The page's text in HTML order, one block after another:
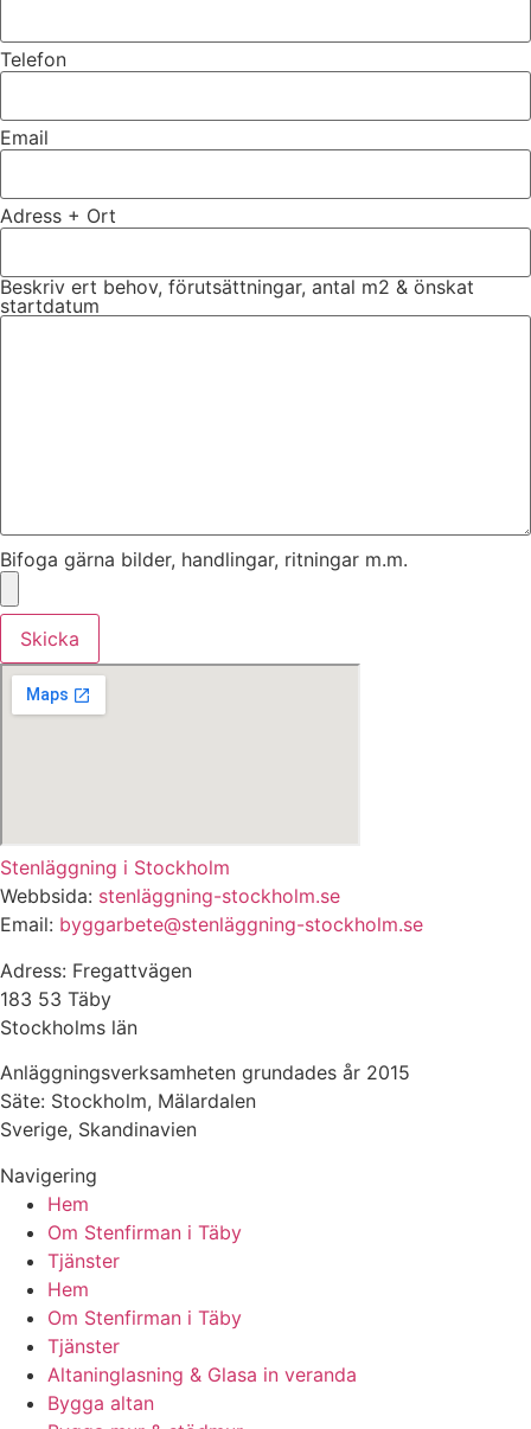
Telefon
Email
Adress + Ort
Beskriv ert behov, förutsättningar, antal m2 & önskat
startdatum
Bifoga gärna bilder, handlingar, ritningar m.m.
Skicka
Stenläggning i Stockholm
Webbsida: stenläggning-stockholm.se
Email: byggarbete@stenläggning-stockholm.se
Adress: Fregattvägen
183 53 Täby
Stockholms län
Anläggningsverksamheten grundades år 2015
Säte: Stockholm, Mälardalen
Sverige, Skandinavien
Navigering
Hem
Om Stenfirman i Täby
Tjänster
Hem
Om Stenfirman i Täby
Tjänster
Altaninglasning & Glasa in veranda
Bygga altan